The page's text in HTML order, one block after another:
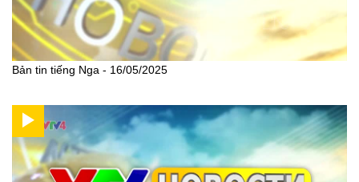
Bản tin tiếng Nga - 16/05/2025